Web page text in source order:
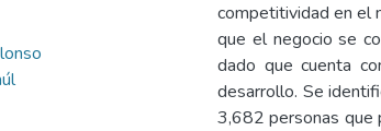
competitividad en el
que el negocio se
dado que cuenta
desarrollo. Se
3,682 personas que